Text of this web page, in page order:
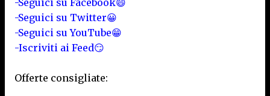
-Seguici su Facebook😄
-Seguici su Twitter😀
-Seguici su YouTube😁
-Iscriviti ai Feed😏
Offerte consigliate: